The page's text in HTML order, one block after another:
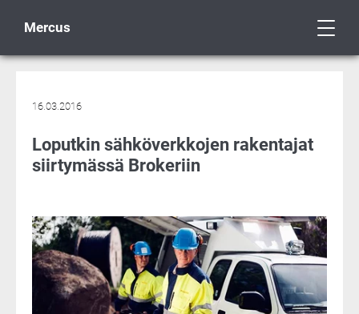
Mercus
16.03.2016
Loputkin sähköverkkojen rakentajat
siirtymässä Brokeriin